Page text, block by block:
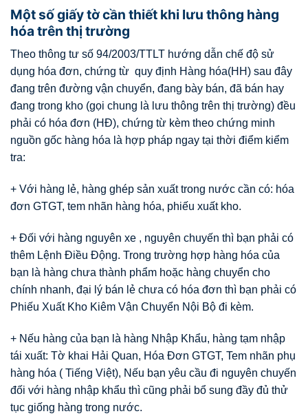
Một số giấy tờ cần thiết khi lưu thông hàng
hóa trên thị trường
Theo thông tư số 94/2003/TTLT hướng dẫn chế độ sử
dụng hóa đơn, chứng từ quy định Hàng hóa(HH) sau đây
đang trên đường vận chuyển, đang bày bán, đã bán hay
đang trong kho (gọi chung là lưu thông trên thị trường) đều
phải có hóa đơn (HĐ), chứng từ kèm theo chứng minh
nguồn gốc hàng hóa là hợp pháp ngay tại thời điểm kiểm
tra:
+ Với hàng lẻ, hàng ghép sản xuất trong nước cần có: hóa
đơn GTGT, tem nhãn hàng hóa, phiếu xuất kho.
+ Đối với hàng nguyên xe , nguyên chuyến thì bạn phải có
thêm Lệnh Điều Động. Trong trường hợp hàng hóa của
bạn là hàng chưa thành phẩm hoặc hàng chuyển cho
chính nhanh, đại lý bán lẻ chưa có hóa đơn thì bạn phải có
Phiếu Xuất Kho Kiêm Vận Chuyển Nội Bộ đi kèm.
+ Nếu hàng của bạn là hàng Nhập Khẩu, hàng tạm nhập
tái xuất: Tờ khai Hải Quan, Hóa Đơn GTGT, Tem nhãn phụ
hàng hóa ( Tiếng Việt), Nếu bạn yêu cầu đi nguyên chuyến
đối với hàng nhập khẩu thì cũng phải bổ sung đầy đủ thử
tục giống hàng trong nước.